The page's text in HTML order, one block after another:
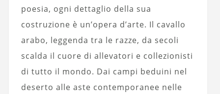
poesia, ogni dettaglio della sua
costruzione è un’opera d’arte. Il cavallo
arabo, leggenda tra le razze, da secoli
scalda il cuore di allevatori e collezionisti
di tutto il mondo. Dai campi beduini nel
deserto alle aste contemporanee nelle